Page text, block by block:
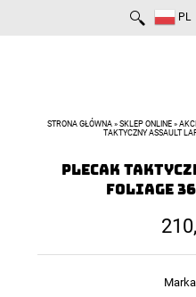
PL
STRONA GŁÓWNA» SKLEP ONLINE»
TAKTYCZNY ASSAULT
Plecak
Foliage